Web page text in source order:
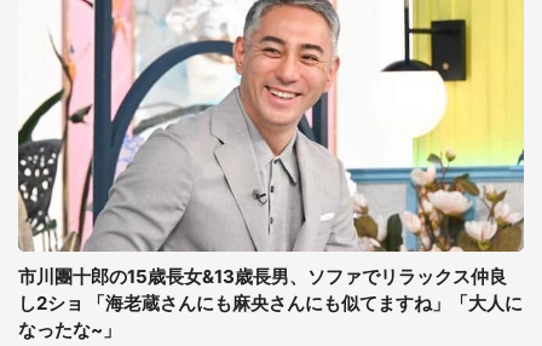
市川團十郎の15歳長女&13歳長男、ソファでリラックス仲良
し2ショ 「海老蔵さんにも麻央さんにも似てますね」「大人に
なったな~」